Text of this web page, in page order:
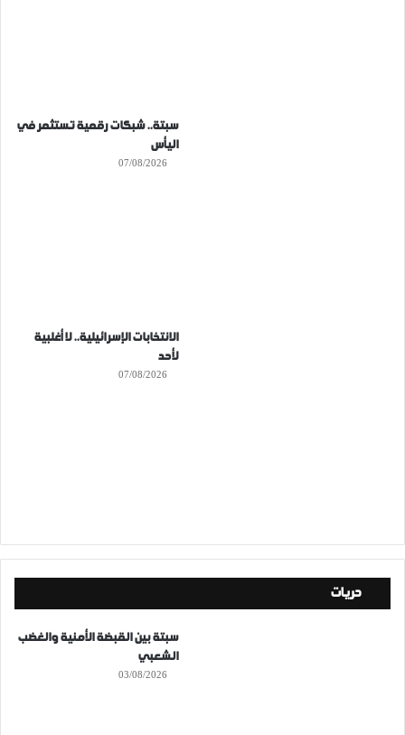
سبتة.. شبكات رقمية تستثمر في
اليأس
07/08/2026
الانتخابات الإسرائيلية.. لا أغلبية
لأحد
07/08/2026
حريات
سبتة بين القبضة الأمنية والغضب
الشعبي
03/08/2026